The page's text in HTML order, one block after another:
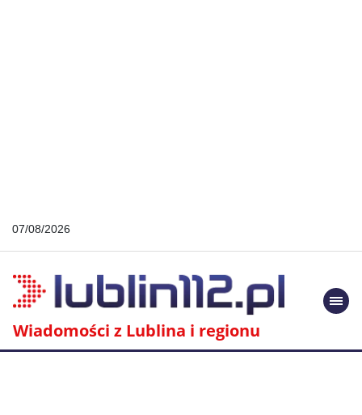
07/08/2026
Wiadomości z Lublina i regionu